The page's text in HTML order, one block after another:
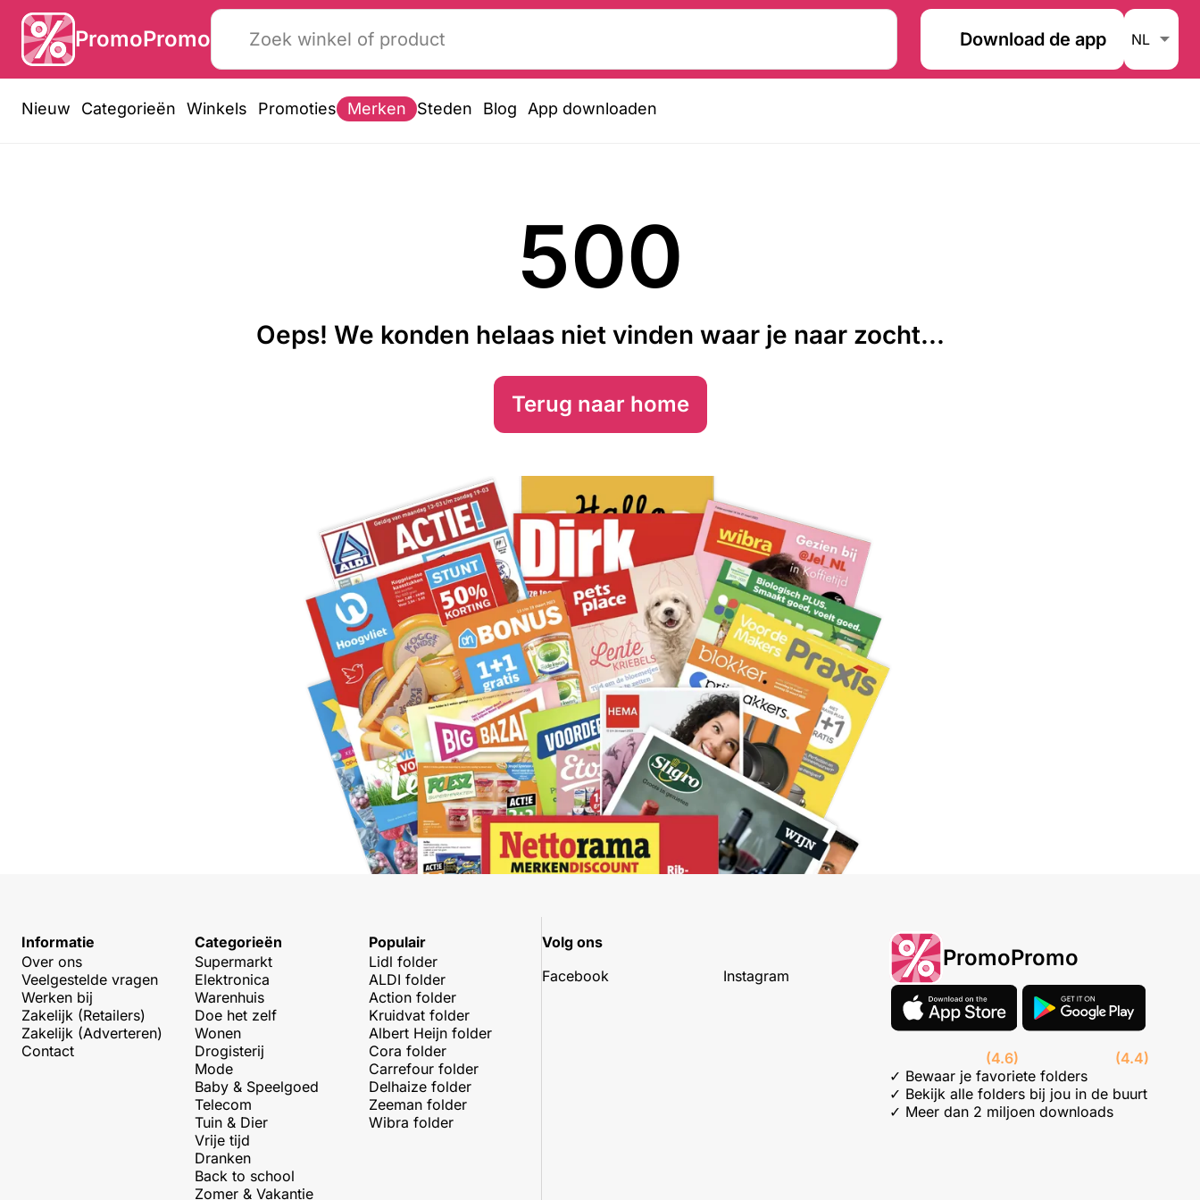
PromoPromo Download de app
Nieuw Categorieën Winkels Promoties Merken Steden Blog App downloaden
500
Oeps! We konden helaas niet vinden waar je naar zocht...
Terug naar home
Informatie
Over ons
Veelgestelde vragen
Werken bij
Zakelijk (Retailers)
Zakelijk (Adverteren)
Contact
Categorieën
Supermarkt
Elektronica
Warenhuis
Doe het zelf
Wonen
Drogisterij
Mode
Baby & Speelgoed
Telecom
Tuin & Dier
Vrije tijd
Dranken
Back to school
Zomer & Vakantie
Populair
Lidl folder
ALDI folder
Action folder
Kruidvat folder
Albert Heijn folder
Cora folder
Carrefour folder
Delhaize folder
Zeeman folder
Wibra folder
Volg ons
Facebook
Instagram
PromoPromo
(4.6)
(4.4)
✓ Bewaar je favoriete folders
✓ Bekijk alle folders bij jou in de buurt
✓ Meer dan 2 miljoen downloads